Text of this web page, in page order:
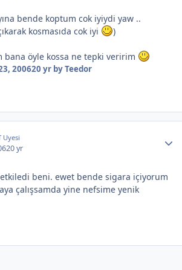
bende koptum cok iyiydi yaw ..
kosmasıda cok iyi
)
bana öyle kossa ne tepki veririm
200620 yrby Teedor
Uyesi
20 yr
beni. ewet bende sigara içiyorum
çalışsamda yine nefsime yenik